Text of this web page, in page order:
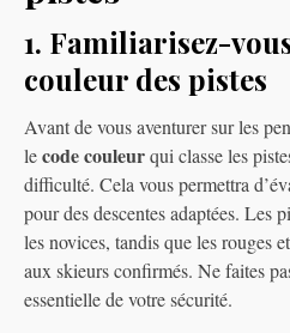
1. Familiarisez-
couleur des pistes
Avant de vous aventurer sur les
lecode couleurqui classe les
difficulté. Cela vous permettra
pour des descentes adaptées. Les
les novices, tandis que les rouges
aux skieurs confirmés. Ne faites
essentielle de votre sécurité.